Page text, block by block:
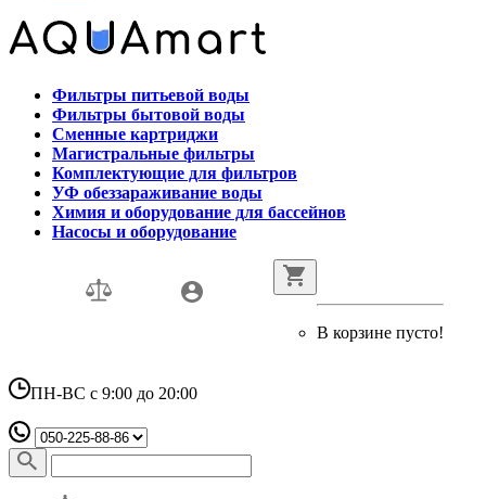
Фильтры питьевой воды
Фильтры бытовой воды
Сменные картриджи
Магистральные фильтры
Комплектующие для фильтров
УФ обеззараживание воды
Химия и оборудование для бассейнов
Насосы и оборудование
В корзине пусто!
ПН-ВС с 9:00 до 20:00